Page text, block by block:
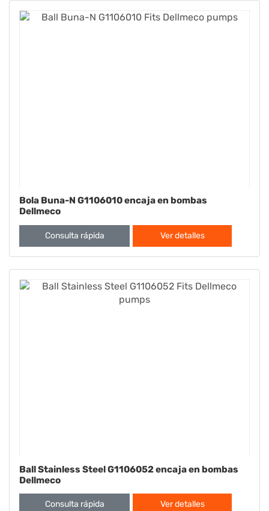
Bola Buna-N G1106010 encaja en bombas
Dellmeco
Consulta rápida Ver detalles
Ball Stainless Steel G1106052 encaja en bombas
Dellmeco
Consulta rápida Ver detalles